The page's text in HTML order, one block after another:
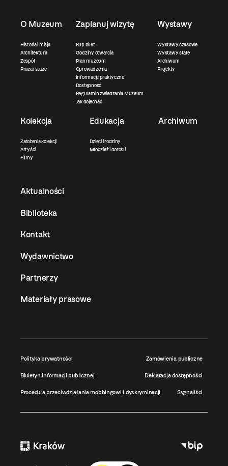
O Muzeum
Historia i misja
Architektura
Zespół
Praca i staże
Zaplanuj wizytę
Kup bilet
Godziny otwarcia
Plan muzeum
Oprowadzenia
Informacje praktyczne
Dostępność
Regulamin zwiedzania Muzeum
Jak dojechać
Wystawy
Wystawy czasowe
Wystawy stałe
Archiwum
Projekty
Kolekcja
Założenia kolekcji
Artyści
Filmy
Edukacja
Dzieci i rodziny
Młodzież i dorośli
Archiwum
Aktualności
Biblioteka
Kontakt
Wydawnictwo
Partnerzy
Materiały prasowe
Polityka prywatności Zamówienia publiczne
Biuletyn informacji publicznej Deklaracja dostępności
Procedura przeciwdziałania mobbingowi i dyskryminacji Sygnaliści